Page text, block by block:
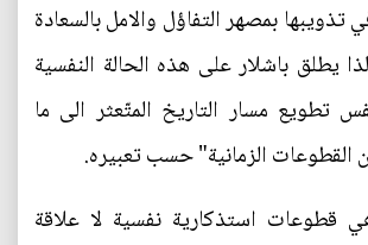
تذويبها بمصهر التفاؤل والامل بالسعادة
يطلق باشلار على هذه الحالة النفسية
تطويع مسار التاريخ المتّعثر الى ما
القطوعات الزمانية" حسب تعبيره.
قطوعات استذكارية نفسية لا علاقة